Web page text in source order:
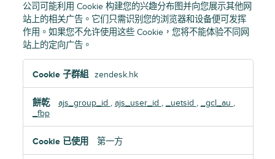
公司可能利用 Cookie 构建您的兴趣分布图并向您展示其他网
站上的相关广告。它们只需识别您的浏览器和设备便可发挥
作用。如果您不允许使用这些 Cookie，您将不能体验不同网
站上的定向广告。
Cookie
zendesk.hk
ajs_group_id , ajs_user_id , _uetsid , _gcl_au ,
_fbp
第一方